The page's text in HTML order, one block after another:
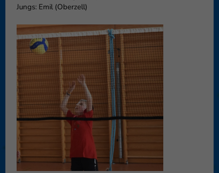
Jungs: Emil (Oberzell)